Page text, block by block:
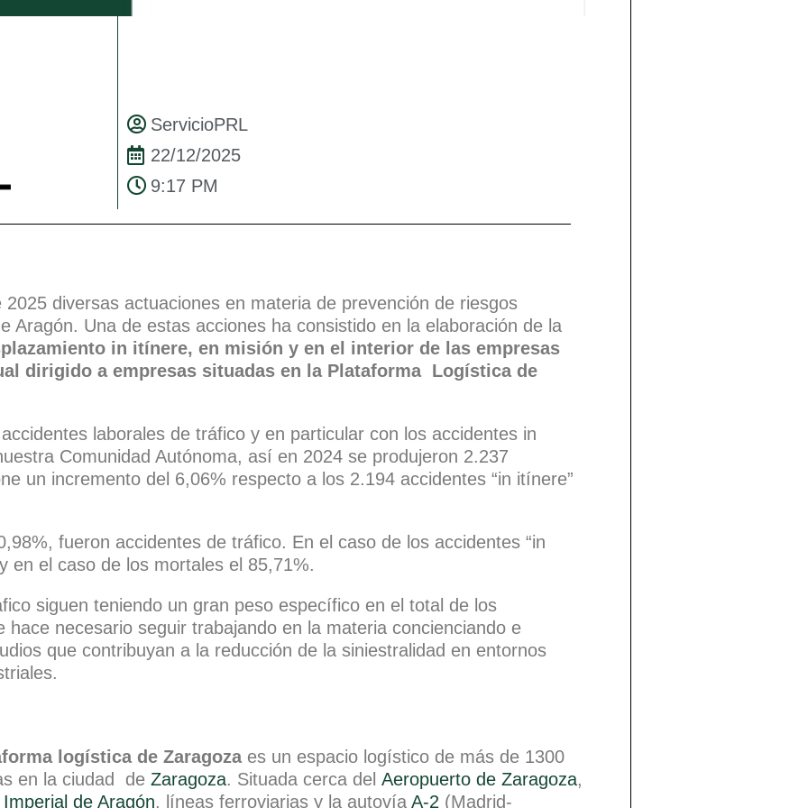
ServicioPRL
22/12/2025
9:17 PM
diversas actuaciones en materia de prevención de riesgos
Aragón. Una de estas acciones ha consistido en la elaboración de la
in itínere, en misión y en el interior de las empresas
dirigido a empresas situadas en la Plataforma Logística de
laborales de tráfico y en particular con los accidentes in
Comunidad Autónoma, así en 2024 se produjeron 2.237
un incremento del 6,06% respecto a los 2.194 accidentes “in itínere”
fueron accidentes de tráfico. En el caso de los accidentes “in
en el caso de los mortales el 85,71%.
siguen teniendo un gran peso específico en el total de los
necesario seguir trabajando en la materia concienciando e
que contribuyan a la reducción de la siniestralidad en entornos
logística de Zaragozaes un espacio logístico de más de 1300
en la ciudad de Zaragoza. Situada cerca del Aeropuerto de Zaragoza,
de Aragón, líneas ferroviarias y la autovía A-2 (Madrid-